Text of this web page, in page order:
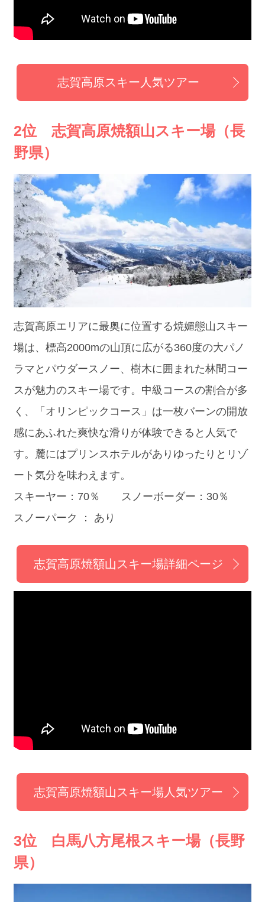
志賀高原スキー人気ツアー
2位 志賀高原焼額山スキー場（長
野県）
志賀高原エリアに最奥に位置する焼媚態山スキー
場は、標高2000mの山頂に広がる360度の大パノ
ラマとパウダースノー、樹木に囲まれた林間コー
スが魅力のスキー場です。中級コースの割合が多
く、「オリンピックコース」は一枚バーンの開放
感にあふれた爽快な滑りが体験できると人気で
す。麓にはプリンスホテルがありゆったりとリゾ
ート気分を味わえます。
スキーヤー：70％ スノーボーダー：30％
スノーパーク ： あり
志賀高原焼額山スキー場詳細ページ
志賀高原焼額山スキー場人気ツアー
3位 白馬八方尾根スキー場（長野
県）